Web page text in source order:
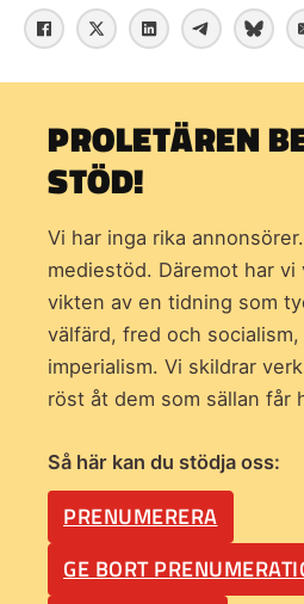
PROLETÄREN
STÖD!
Vi har inga rika
mediestöd. Däremot har vi
vikten av en tidning som
välfärd, fred och
imperialism. Vi skildrar
röst åt dem som sällan får
Så här kan du stödja oss:
PRENUMERERA
GE BORT